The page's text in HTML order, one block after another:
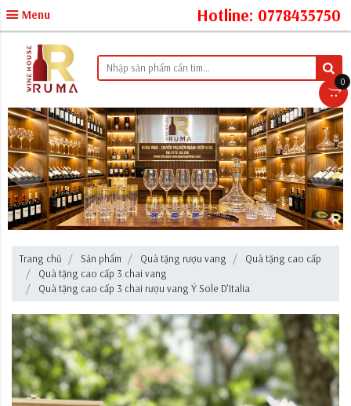
Menu Hotline: 0778435750
Trang chủ Sản phẩm Quà tặng rượu vang
Quà tặng cao cấp
Quà tặng cao cấp 3 chai vang
Quà tặng cao cấp 3 chai rượu vang Ý Sole D'Italia
0